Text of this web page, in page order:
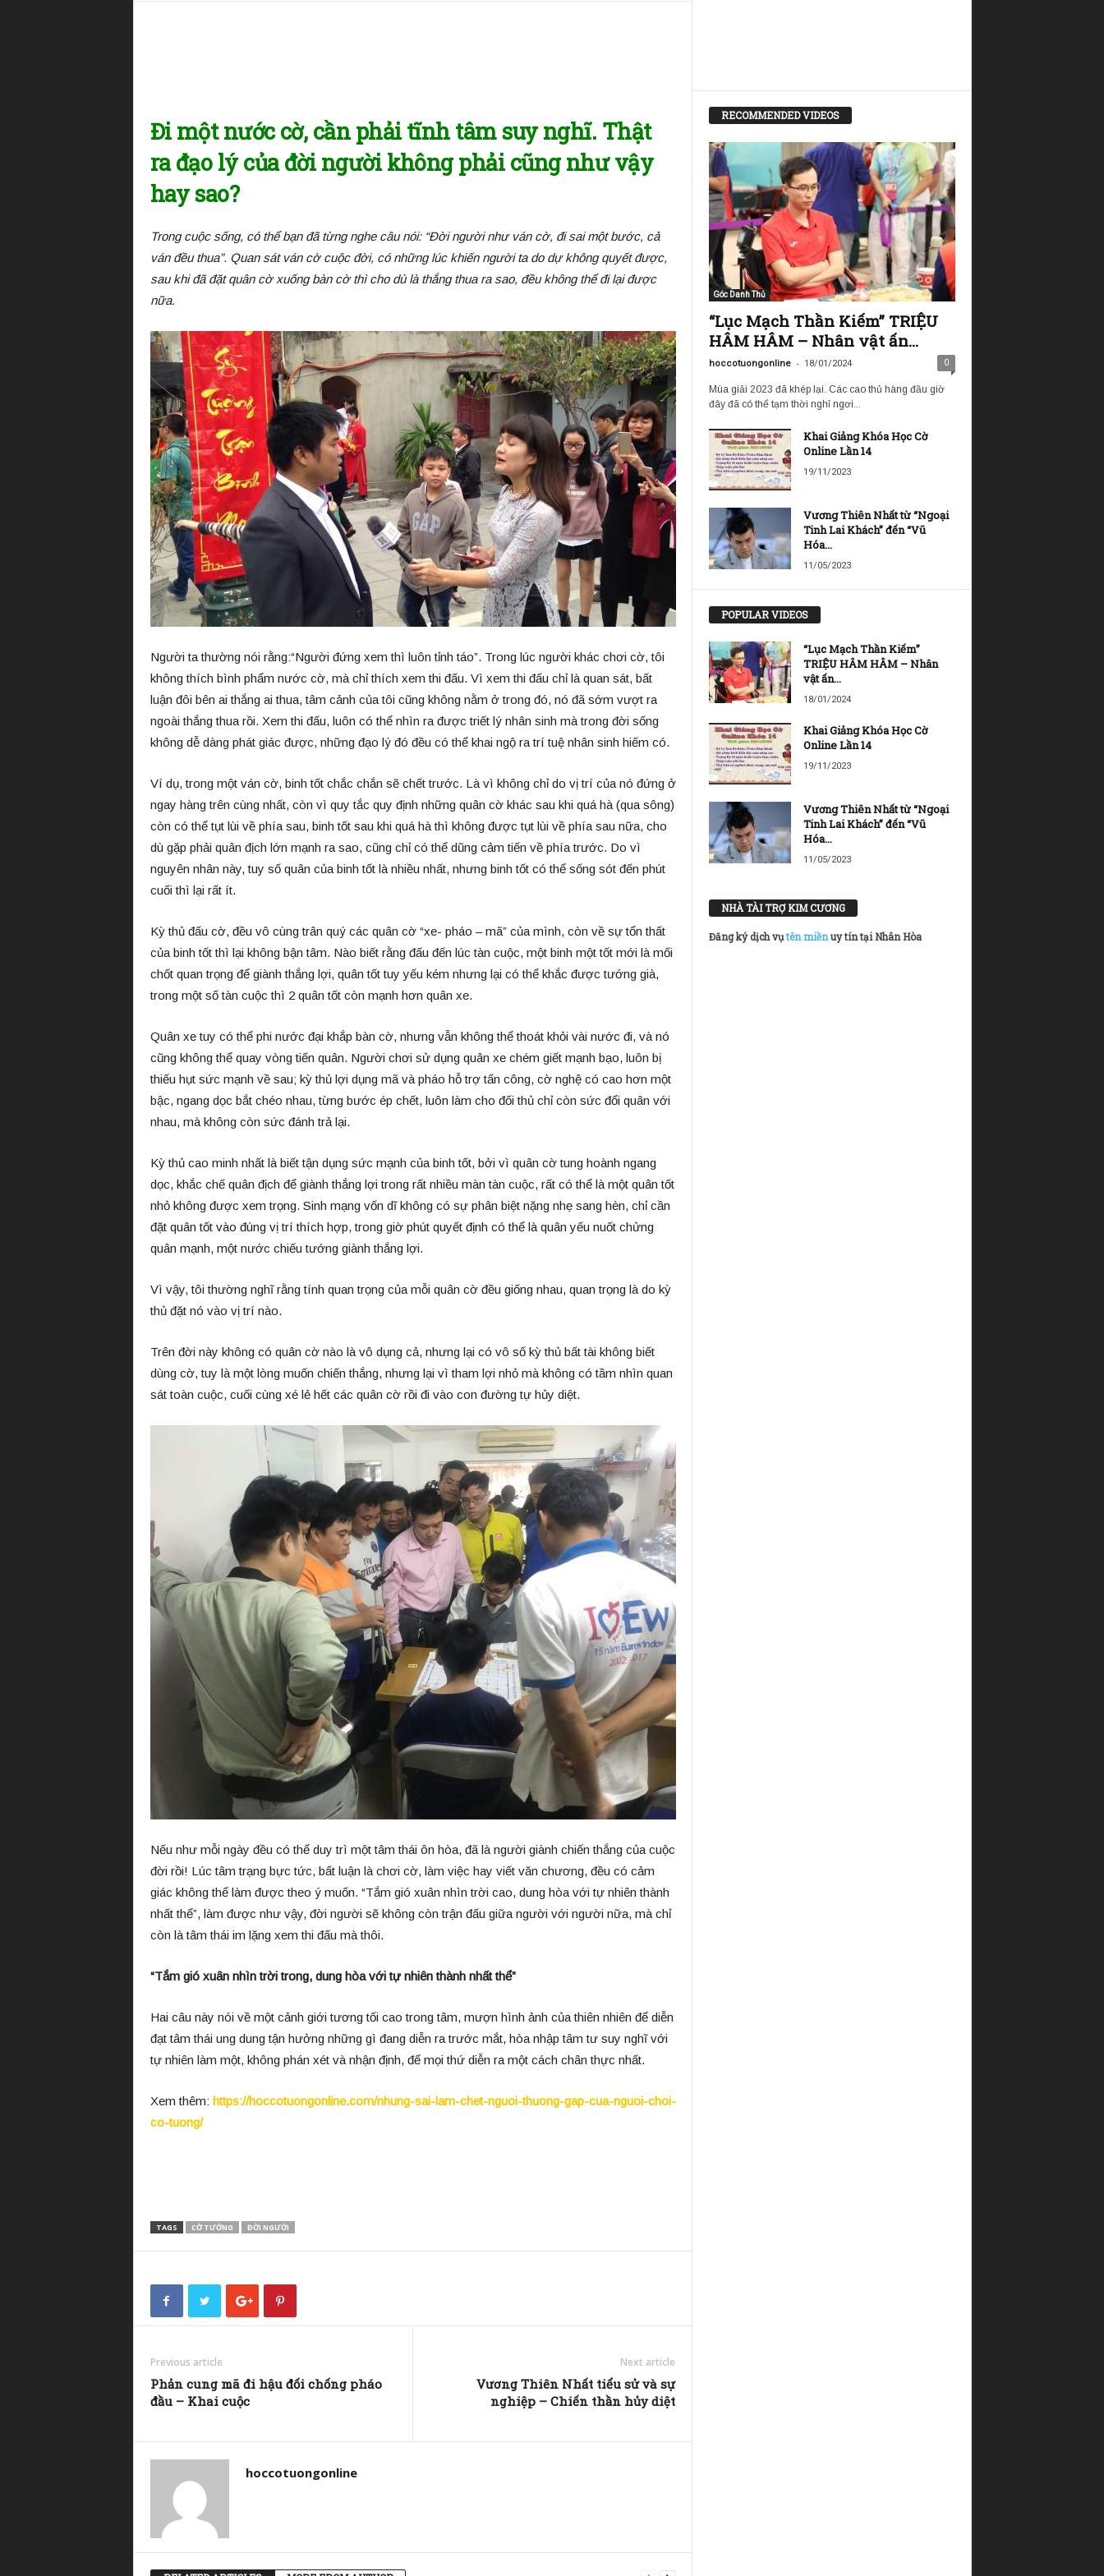
Đi một nước cờ, cần phải tĩnh tâm suy nghĩ. Thật
ra đạo lý của đời người không phải cũng như vậy
hay sao?
Trong cuộc sống, có thể bạn đã từng nghe câu nói: “Đời người như ván cờ, đi sai một bước, cả
ván đều thua”. Quan sát ván cờ cuộc đời, có những lúc khiến người ta do dự không quyết được,
sau khi đã đặt quân cờ xuống bàn cờ thì cho dù là thắng thua ra sao, đều không thể đi lại được
nữa.
Người ta thường nói rằng:“Người đứng xem thì luôn tỉnh táo”. Trong lúc người khác chơi cờ, tôi
không thích bình phẩm nước cờ, mà chỉ thích xem thi đấu. Vì xem thi đấu chỉ là quan sát, bất
luận đôi bên ai thắng ai thua, tâm cảnh của tôi cũng không nằm ở trong đó, nó đã sớm vượt ra
ngoài thắng thua rồi. Xem thi đấu, luôn có thể nhìn ra được triết lý nhân sinh mà trong đời sống
không dễ dàng phát giác được, những đạo lý đó đều có thể khai ngộ ra trí tuệ nhân sinh hiếm có.
Ví dụ, trong một ván cờ, binh tốt chắc chắn sẽ chết trước. Là vì không chỉ do vị trí của nó đứng ở
ngay hàng trên cùng nhất, còn vì quy tắc quy định những quân cờ khác sau khi quá hà (qua sông)
còn có thể tụt lùi về phía sau, binh tốt sau khi quá hà thì không được tụt lùi về phía sau nữa, cho
dù gặp phải quân địch lớn mạnh ra sao, cũng chỉ có thể dũng cảm tiến về phía trước. Do vì
nguyên nhân này, tuy số quân của binh tốt là nhiều nhất, nhưng binh tốt có thể sống sót đến phút
cuối thì lại rất ít.
Kỳ thủ đấu cờ, đều vô cùng trân quý các quân cờ “xe- pháo – mã” của mình, còn về sự tổn thất
của binh tốt thì lại không bận tâm. Nào biết rằng đấu đến lúc tàn cuộc, một binh một tốt mới là mối
chốt quan trọng để giành thắng lợi, quân tốt tuy yếu kém nhưng lại có thể khắc được tướng già,
trong một số tàn cuộc thì 2 quân tốt còn mạnh hơn quân xe.
Quân xe tuy có thể phi nước đại khắp bàn cờ, nhưng vẫn không thể thoát khỏi vài nước đi, và nó
cũng không thể quay vòng tiến quân. Người chơi sử dụng quân xe chém giết mạnh bạo, luôn bị
thiếu hụt sức mạnh về sau; kỳ thủ lợi dụng mã và pháo hỗ trợ tấn công, cờ nghệ có cao hơn một
bậc, ngang dọc bắt chéo nhau, từng bước ép chết, luôn làm cho đối thủ chỉ còn sức đổi quân với
nhau, mà không còn sức đánh trả lại.
Kỳ thủ cao minh nhất là biết tận dụng sức mạnh của binh tốt, bởi vì quân cờ tung hoành ngang
dọc, khắc chế quân địch để giành thắng lợi trong rất nhiều màn tàn cuộc, rất có thể là một quân tốt
nhỏ không được xem trọng. Sinh mạng vốn dĩ không có sự phân biệt nặng nhẹ sang hèn, chỉ cần
đặt quân tốt vào đúng vị trí thích hợp, trong giờ phút quyết định có thể là quân yếu nuốt chửng
quân mạnh, một nước chiếu tướng giành thắng lợi.
Vì vậy, tôi thường nghĩ rằng tính quan trọng của mỗi quân cờ đều giống nhau, quan trọng là do kỳ
thủ đặt nó vào vị trí nào.
Trên đời này không có quân cờ nào là vô dụng cả, nhưng lại có vô số kỳ thủ bất tài không biết
dùng cờ, tuy là một lòng muốn chiến thắng, nhưng lại vì tham lợi nhỏ mà không có tầm nhìn quan
sát toàn cuộc, cuối cùng xé lẻ hết các quân cờ rồi đi vào con đường tự hủy diệt.
Nếu như mỗi ngày đều có thể duy trì một tâm thái ôn hòa, đã là người giành chiến thắng của cuộc
đời rồi! Lúc tâm trạng bực tức, bất luận là chơi cờ, làm việc hay viết văn chương, đều có cảm
giác không thể làm được theo ý muốn. “Tắm gió xuân nhìn trời cao, dung hòa với tự nhiên thành
nhất thể”, làm được như vậy, đời người sẽ không còn trận đấu giữa người với người nữa, mà chỉ
còn là tâm thái im lặng xem thi đấu mà thôi.
“Tắm gió xuân nhìn trời trong, dung hòa với tự nhiên thành nhất thể”
Hai câu này nói về một cảnh giới tương tối cao trong tâm, mượn hình ảnh của thiên nhiên để diễn
đạt tâm thái ung dung tận hưởng những gì đang diễn ra trước mắt, hòa nhập tâm tư suy nghĩ với
tự nhiên làm một, không phán xét và nhận định, để mọi thứ diễn ra một cách chân thực nhất.
Xem thêm: https://hoccotuongonline.com/nhung-sai-lam-chet-nguoi-thuong-gap-cua-nguoi-choi-
co-tuong/
TAGS CỜ TƯỚNG ĐỜI NGƯỜI
Previous article
Phản cung mã đi hậu đối chống pháo
đầu – Khai cuộc
Next article
Vương Thiên Nhất tiểu sử và sự
nghiệp – Chiến thần hủy diệt
hoccotuongonline
RECOMMENDED VIDEOS
Góc Danh Thủ
“Lục Mạch Thần Kiếm” TRIỆU
HÂM HÂM – Nhân vật ấn...
hoccotuongonline - 18/01/2024 0
Mùa giải 2023 đã khép lại. Các cao thủ hàng đầu giờ
đây đã có thể tạm thời nghỉ ngơi...
Khai Giảng Khóa Học Cờ
Online Lần 14
19/11/2023
Vương Thiên Nhất từ “Ngoại
Tinh Lai Khách” đến “Vũ
Hóa...
11/05/2023
POPULAR VIDEOS
“Lục Mạch Thần Kiếm”
TRIỆU HÂM HÂM – Nhân
vật ấn...
18/01/2024
Khai Giảng Khóa Học Cờ
Online Lần 14
19/11/2023
Vương Thiên Nhất từ “Ngoại
Tinh Lai Khách” đến “Vũ
Hóa...
11/05/2023
NHÀ TÀI TRỢ KIM CƯƠNG
Đăng ký dịch vụtên miềnuy tín tại Nhân Hòa